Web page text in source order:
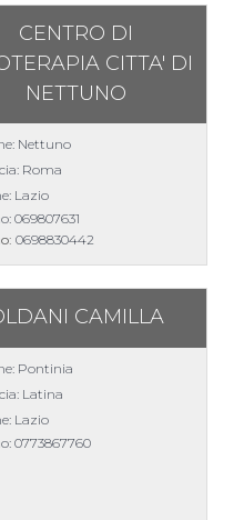
CENTRO DI
CITTA' DI
NETTUNO
Nettuno
Roma
Lazio
069807631
0698830442
CAMILLA
Pontinia
Latina
Lazio
0773867760